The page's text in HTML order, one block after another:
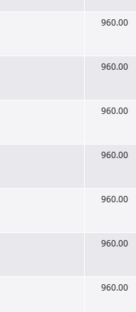
960.00
960.00
960.00
960.00
960.00
960.00
960.00